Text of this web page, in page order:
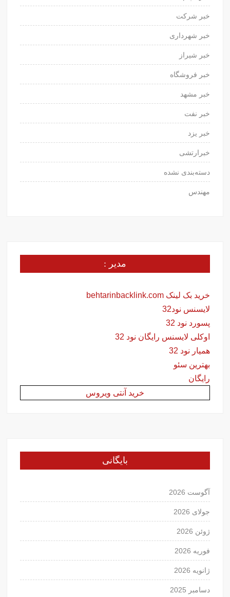
خبر شرکت
خبر شهرداری
خبر شیراز
خبر فروشگاه
خبر مشهد
خبر نفت
خبر یزد
خبرارتشی
دسته‌بندی نشده
مهندس
مدیر :
خرید بک لینک behtarinbacklink.com
لایسنس نود32
پسورد نود 32
اوکلی لایسنس رایگان نود 32
همیار نود 32
بهترین سئو
رایگان
خرید آنتی ویروس
بایگانی
آگوست 2026
جولای 2026
ژوئن 2026
فوریه 2026
ژانویه 2026
دسامبر 2025